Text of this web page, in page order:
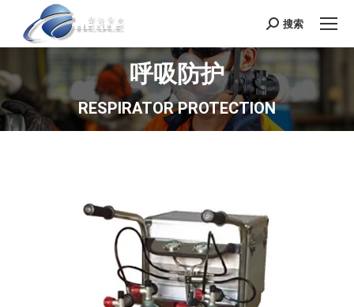
Search:
搜索
呼吸防护
RESPIRATOR PROTECTION